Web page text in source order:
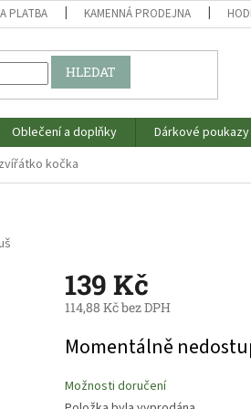
PLATBA KAMENNÁ PRODEJNA
HLEDAT
Oblečení a doplňky Dárkové poukazy
kočka
139 Kč
114,88 Kč bez DPH
cena:
Momentálně
Možnosti doručení